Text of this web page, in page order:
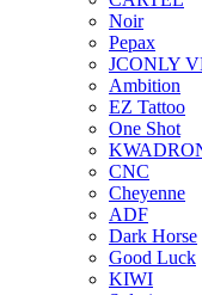
Noir
Pepax
JCONLY
Ambition
EZ Tattoo
One Shot
CNC
Cheyenne
ADF
Dark Horse
Good Luck
KIWI